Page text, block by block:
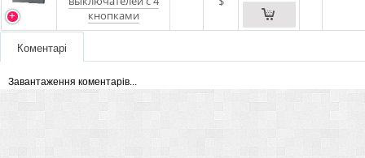
кнопками
Коментарі
Завантаження коментарів...